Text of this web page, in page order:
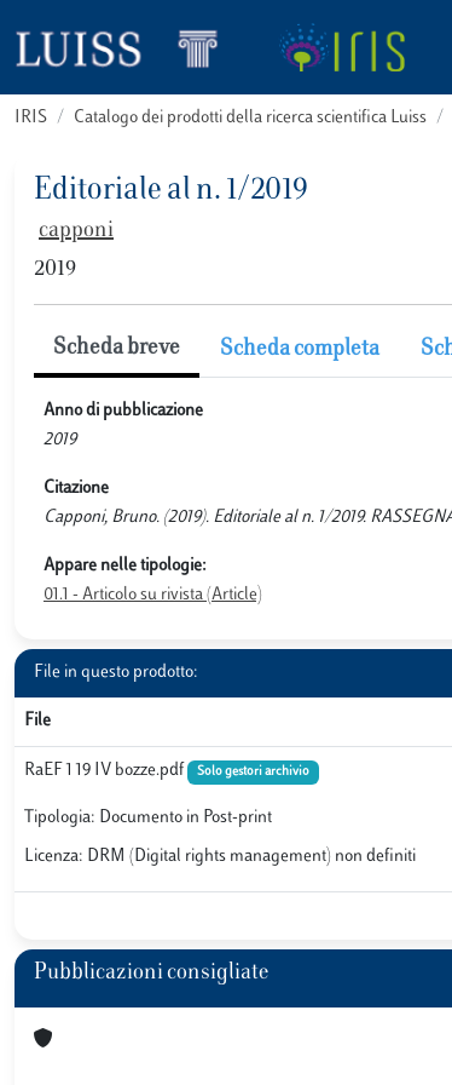
IRIS Catalogo dei prodotti della ricerca scientifica Luiss
Editoriale al n. 1/2019
capponi
2019
Scheda breve Scheda completa
Anno di pubblicazione
2019
Citazione
Capponi, Bruno. (2019). Editoriale al n. 1/2019.
Appare nelle tipologie:
01.1 - Articolo su rivista (Article)
File in questo prodotto:
File
RaEF 1 19 IV bozze.pdf Solo gestori archivio
Tipologia: Documento in Post-print
Licenza: DRM (Digital rights management) non definiti
Pubblicazioni consigliate